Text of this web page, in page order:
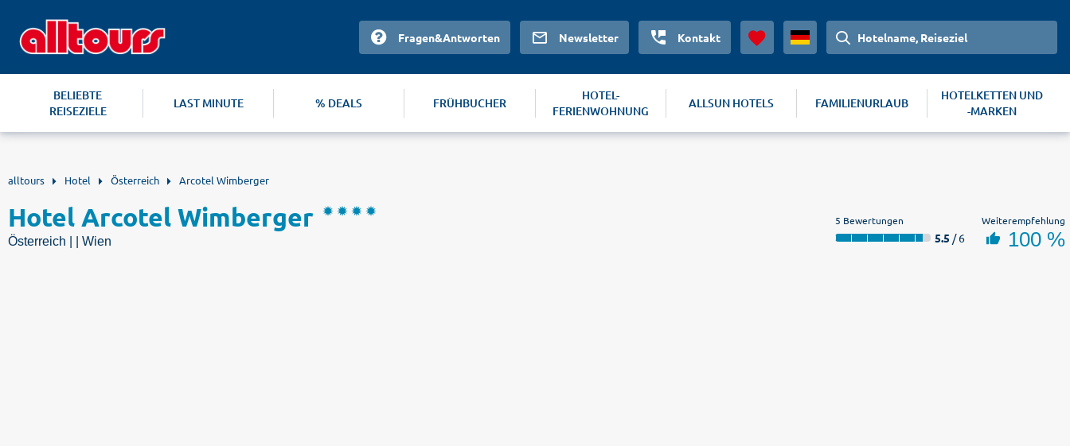
Fragen&Antworten Newsletter Kontakt Hotelname, Reiseziel
BELIEBTE
REISEZIELE
LAST MINUTE % DEALS FRÜHBUCHER
HOTEL-
FERIENWOHNUNG
ALLSUN HOTELS FAMILIENURLAUB
HOTELKETTEN UND
-MARKEN
alltours Hotel Österreich Arcotel Wimberger
Hotel Arcotel Wimberger
Österreich | | Wien
5 Bewertungen
5.5 / 6
Weiterempfehlung
100 %